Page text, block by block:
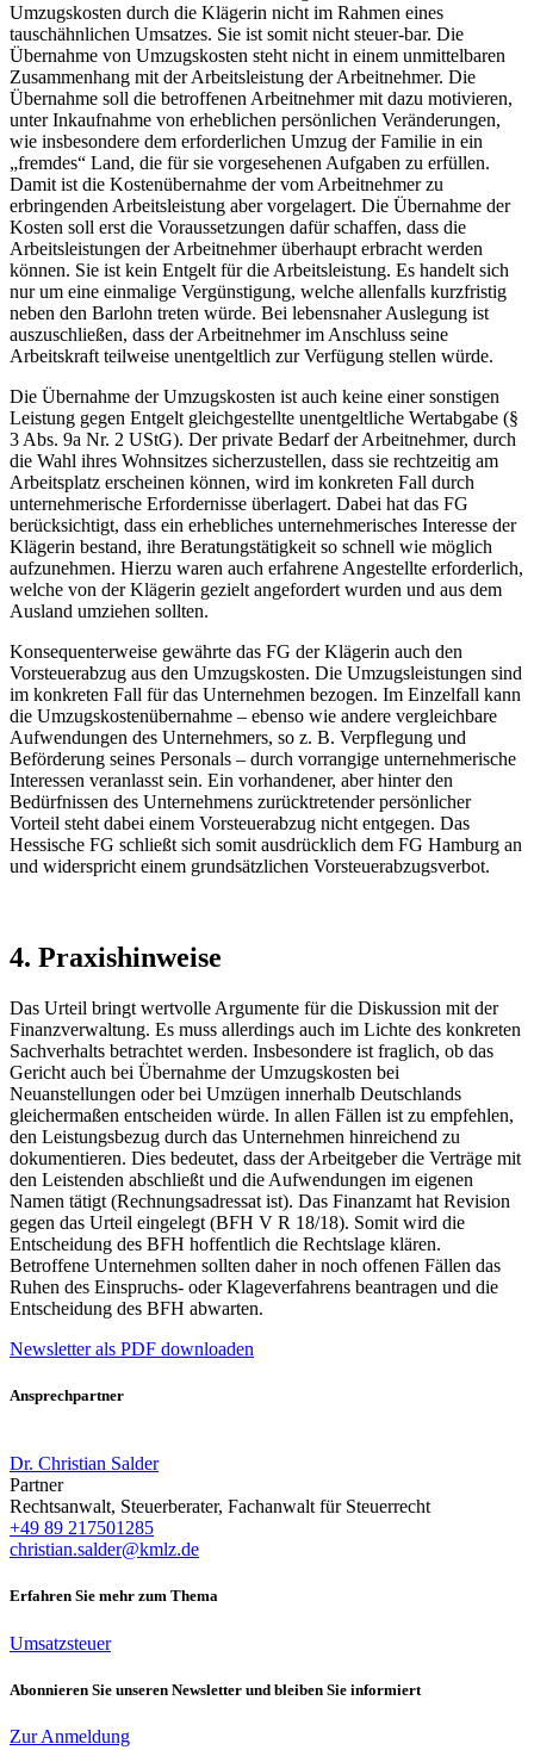
Umzugskosten durch die Klägerin nicht im Rahmen eines
tauschähnlichen Umsatzes. Sie ist somit nicht steuer-bar. Die
Übernahme von Umzugskosten steht nicht in einem unmittelbaren
Zusammenhang mit der Arbeitsleistung der Arbeitnehmer. Die
Übernahme soll die betroffenen Arbeitnehmer mit dazu motivieren,
unter Inkaufnahme von erheblichen persönlichen Veränderungen,
wie insbesondere dem erforderlichen Umzug der Familie in ein
„fremdes“ Land, die für sie vorgesehenen Aufgaben zu erfüllen.
Damit ist die Kostenübernahme der vom Arbeitnehmer zu
erbringenden Arbeitsleistung aber vorgelagert. Die Übernahme der
Kosten soll erst die Voraussetzungen dafür schaffen, dass die
Arbeitsleistungen der Arbeitnehmer überhaupt erbracht werden
können. Sie ist kein Entgelt für die Arbeitsleistung. Es handelt sich
nur um eine einmalige Vergünstigung, welche allenfalls kurzfristig
neben den Barlohn treten würde. Bei lebensnaher Auslegung ist
auszuschließen, dass der Arbeitnehmer im Anschluss seine
Arbeitskraft teilweise unentgeltlich zur Verfügung stellen würde.
Die Übernahme der Umzugskosten ist auch keine einer sonstigen
Leistung gegen Entgelt gleichgestellte unentgeltliche Wertabgabe (§
3 Abs. 9a Nr. 2 UStG). Der private Bedarf der Arbeitnehmer, durch
die Wahl ihres Wohnsitzes sicherzustellen, dass sie rechtzeitig am
Arbeitsplatz erscheinen können, wird im konkreten Fall durch
unternehmerische Erfordernisse überlagert. Dabei hat das FG
berücksichtigt, dass ein erhebliches unternehmerisches Interesse der
Klägerin bestand, ihre Beratungstätigkeit so schnell wie möglich
aufzunehmen. Hierzu waren auch erfahrene Angestellte erforderlich,
welche von der Klägerin gezielt angefordert wurden und aus dem
Ausland umziehen sollten.
Konsequenterweise gewährte das FG der Klägerin auch den
Vorsteuerabzug aus den Umzugskosten. Die Umzugsleistungen sind
im konkreten Fall für das Unternehmen bezogen. Im Einzelfall kann
die Umzugskostenübernahme – ebenso wie andere vergleichbare
Aufwendungen des Unternehmers, so z. B. Verpflegung und
Beförderung seines Personals – durch vorrangige unternehmerische
Interessen veranlasst sein. Ein vorhandener, aber hinter den
Bedürfnissen des Unternehmens zurücktretender persönlicher
Vorteil steht dabei einem Vorsteuerabzug nicht entgegen. Das
Hessische FG schließt sich somit ausdrücklich dem FG Hamburg an
und widerspricht einem grundsätzlichen Vorsteuerabzugsverbot.
4. Praxishinweise
Das Urteil bringt wertvolle Argumente für die Diskussion mit der
Finanzverwaltung. Es muss allerdings auch im Lichte des konkreten
Sachverhalts betrachtet werden. Insbesondere ist fraglich, ob das
Gericht auch bei Übernahme der Umzugskosten bei
Neuanstellungen oder bei Umzügen innerhalb Deutschlands
gleichermaßen entscheiden würde. In allen Fällen ist zu empfehlen,
den Leistungsbezug durch das Unternehmen hinreichend zu
dokumentieren. Dies bedeutet, dass der Arbeitgeber die Verträge mit
den Leistenden abschließt und die Aufwendungen im eigenen
Namen tätigt (Rechnungsadressat ist). Das Finanzamt hat Revision
gegen das Urteil eingelegt (BFH V R 18/18). Somit wird die
Entscheidung des BFH hoffentlich die Rechtslage klären.
Betroffene Unternehmen sollten daher in noch offenen Fällen das
Ruhen des Einspruchs- oder Klageverfahrens beantragen und die
Entscheidung des BFH abwarten.
Newsletter als PDF downloaden
Ansprechpartner
Dr. Christian Salder
Partner
Rechtsanwalt, Steuerberater, Fachanwalt für Steuerrecht
+49 89 217501285
christian.salder@kmlz.de
Erfahren Sie mehr zum Thema
Umsatzsteuer
Abonnieren Sie unseren Newsletter und bleiben Sie informiert
Zur Anmeldung